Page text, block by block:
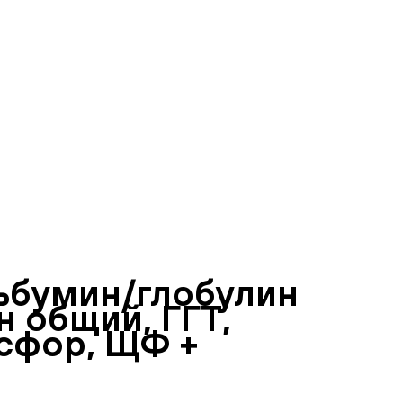
глобулин
общий, ГГТ,
ЩФ +